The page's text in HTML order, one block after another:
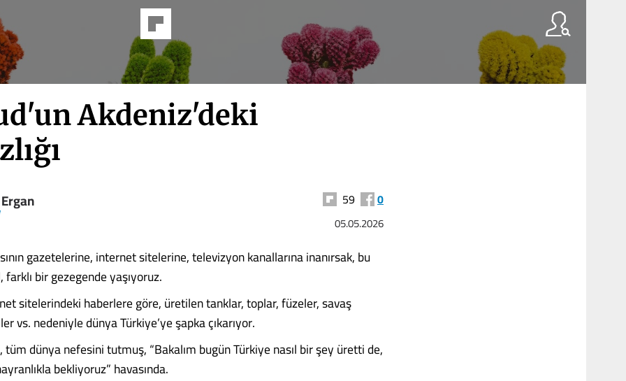
Akdeniz'deki
59 0
05.05.2026
gazetelerine, internet sitelerine, televizyon kanallarına inanırsak, bu
bir gezegende yaşıyoruz.
sitelerindeki haberlere göre, üretilen tanklar, toplar, füzeler, savaş
vs. nedeniyle dünya Türkiye’ye şapka çıkarıyor.
tüm dünya nefesini tutmuş, “Bakalım bugün Türkiye nasıl bir şey üretti de,
bekliyoruz” havasında.